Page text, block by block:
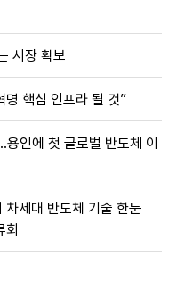
시장 확보
명 핵심 인프라 될 것”
인에 첫 글로벌 반도체 이
세대 반도체 기술 한눈
회